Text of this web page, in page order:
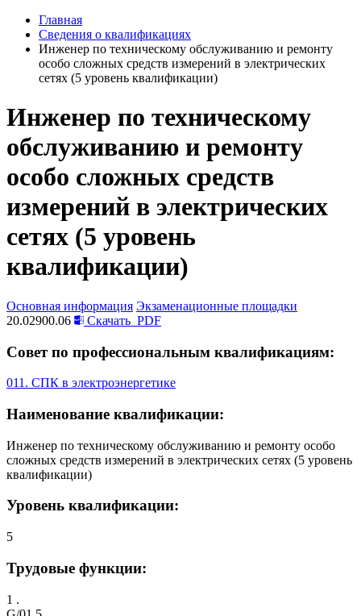
Главная
Сведения о квалификациях
Инженер по техническому обслуживанию и ремонту
особо сложных средств измерений в электрических
сетях (5 уровень квалификации)
Инженер по техническому
обслуживанию и ремонту
особо сложных средств
измерений в электрических
сетях (5 уровень
квалификации)
Основная информация Экзаменационные площадки
20.02900.06
Скачать PDF
Совет по профессиональным квалификациям:
011. СПК в электроэнергетике
Наименование квалификации:
Инженер по техническому обслуживанию и ремонту особо
сложных средств измерений в электрических сетях (5 уровень
квалификации)
Уровень квалификации:
5
Трудовые функции:
1 .